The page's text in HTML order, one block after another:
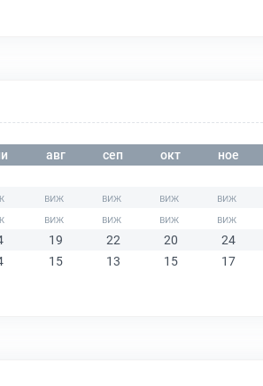
авг сеп окт ное
19 22 20 24
15 13 15 17